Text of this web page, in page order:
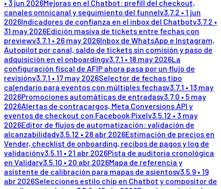
• 3 jun 2026Mejoras en el Chatbot: prefill del checkout,
canales omnicanal y seguimiento del funnelv3.7.2 • 1 jun
2026Indicadores de confianza en el inbox del Chatbotv3.7.2 •
31 may 2026Edición masiva de tickets entre fechas con
previewv3.7.1 • 26 may 2026Inbox de WhatsApp e Instagram,
Autopilot por canal, saldo de tickets sin comisión y paso de
adquisición en el onboardingv3.7.1 • 18 may 2026La
configuración fiscal de AFIP ahora pasa por un flujo de
revisiónv3.7.1 • 17 may 2026Selector de fechas tipo
calendario para eventos con múltiples fechasv3.7.1 • 13 may
2026Promociones automáticas de entradasv3.7.0 • 5 may
2026Alertas de contracargos, Meta Conversions API y
eventos de checkout con Facebook Pixelv3.5.12 • 3 may
2026Editor de flujos de automatización: validación de
alcanzabilidadv3.5.12 • 28 abr 2026Estimación de precios en
Vender, checklist de onboarding, recibos de pagos y log de
validaciónv3.5.11 • 21 abr 2026Pista de auditoría cronológica
en Validarv3.5.10 • 20 abr 2026Mapa de referencia y
asistente de calibración para mapas de asientosv3.5.9 • 19
abr 2026Selecciones estilo chip en Chatbot y compositor de